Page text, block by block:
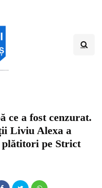
ce a fost cenzurat.
Liviu Alexa a
plătitori pe Strict